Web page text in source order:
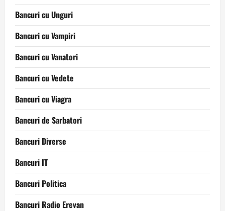
Bancuri cu Unguri
Bancuri cu Vampiri
Bancuri cu Vanatori
Bancuri cu Vedete
Bancuri cu Viagra
Bancuri de Sarbatori
Bancuri Diverse
Bancuri IT
Bancuri Politica
Bancuri Radio Erevan